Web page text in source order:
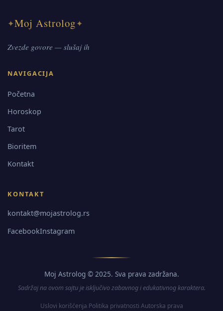
✦Moj Astrolog✦
Zvezde govore — slušaj ih
NAVIGACIJA
Početna
Horoskop
Tarot
Bioritem
Kontakt
KONTAKT
kontakt@mojastrolog.rs
FacebookInstagram
Moj Astrolog © 2025. Sva prava zadržana.
Sadržaj na ovom sajtu je isključivo zabavnog i edukativnog karaktera.
Uslovi korišćenja·Politika privatnosti·Autorska prava